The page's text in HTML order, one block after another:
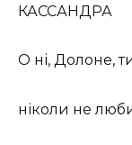
КАССАНДРА
О ні, Долоне,
ніколи не